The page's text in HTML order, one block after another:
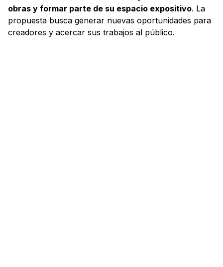
obras y formar parte de su espacio expositivo. La
propuesta busca generar nuevas oportunidades para
creadores y acercar sus trabajos al público.